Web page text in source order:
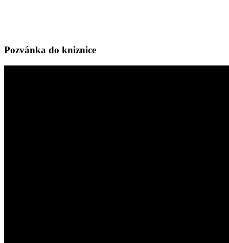
Pozvánka do kniznice